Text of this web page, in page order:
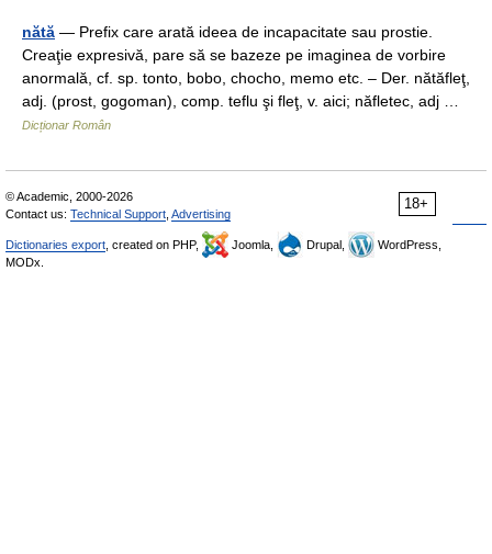
nătă — Prefix care arată ideea de incapacitate sau prostie.
Creaţie expresivă, pare să se bazeze pe imaginea de vorbire
anormală, cf. sp. tonto, bobo, chocho, memo etc. – Der. nătăfleţ,
adj. (prost, gogoman), comp. teflu şi fleţ, v. aici; năfletec, adj …
Dicționar Român
18+
© Academic, 2000-2026
Contact us: Technical Support Advertising
Dictionaries export , created on PHP, Joomla, Drupal,
WordPress,
MODx.